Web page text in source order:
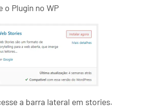
o Plugin no WP
a barra lateral em stories.